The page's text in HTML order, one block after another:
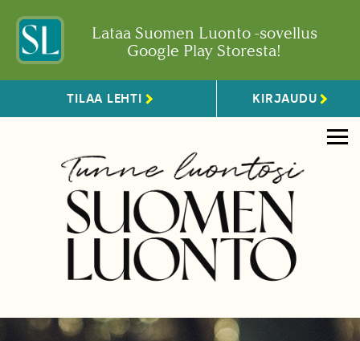
Lataa Suomen Luonto -sovellus
Google Play Storesta!
TILAA LEHTI KIRJAUDU